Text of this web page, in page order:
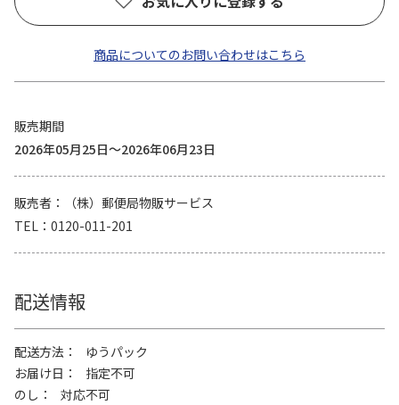
商品についてのお問い合わせはこちら
販売期間
2026年05月25日～2026年06月23日
販売者
（株）郵便局物販サービス
TEL
0120-011-201
配送情報
配送方法
ゆうパック
お届け日
指定不可
のし
対応不可